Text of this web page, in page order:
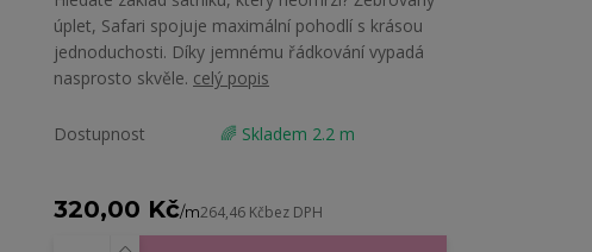
úplet, Safari spojuje maximální pohodlí s krásou
jednoduchosti. Díky jemnému řádkování vypadá
nasprosto skvěle. celý popis
Dostupnost 🌈 Skladem 2.2 m
320,00 Kč/m264,46 Kčbez DPH